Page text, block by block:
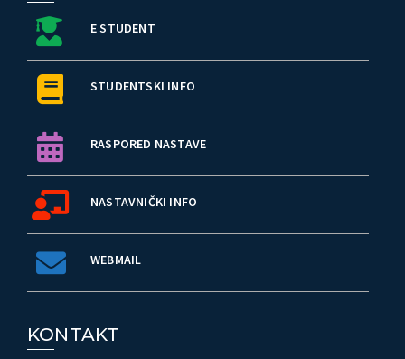
E STUDENT
STUDENTSKI INFO
RASPORED NASTAVE
NASTAVNIČKI INFO
WEBMAIL
KONTAKT